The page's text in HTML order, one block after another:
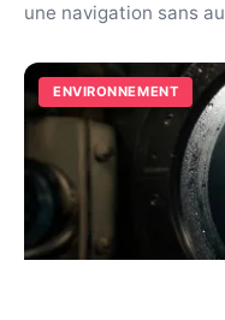
une navigation sans
ENVIRONNEMENT